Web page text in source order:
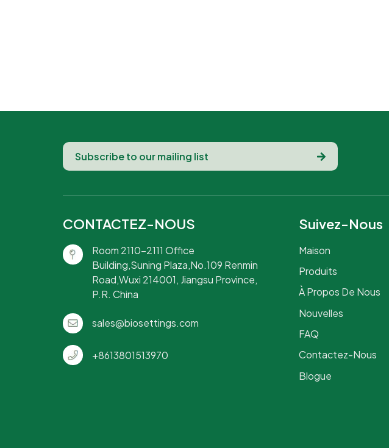
CONTACTEZ-NOUS
Room 2110-2111 Office
Building,Suning Plaza,No.109 Renmin
Road,Wuxi 214001, Jiangsu Province,
P.R. China
sales@biosettings.com
+8613801513970
Suivez-Nous
Maison
Produits
À Propos De Nous
Nouvelles
FAQ
Contactez-Nous
Blogue